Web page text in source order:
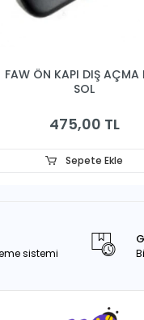
FAW ÖN KAPI DIŞ AÇMA
SOL
475,00 TL
Sepete Ekle
sistemi